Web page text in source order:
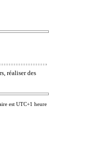
réaliser des
est UTC+1 heure